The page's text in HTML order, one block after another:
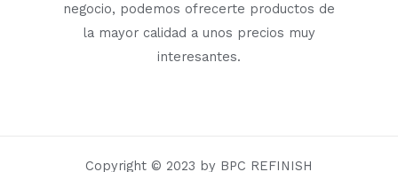
negocio, podemos ofrecerte productos de
la mayor calidad a unos precios muy
interesantes.
Copyright © 2023 by BPC REFINISH